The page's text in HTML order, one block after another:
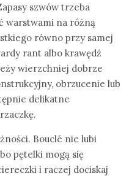
szwów trzeba
warstwami na różną
równo przy samej
rant albo krawędź
wierzchniej dobrze
obrzucenie lub
delikatne
Bouclé nie lubi
pętelki mogą się
i raczej dociskaj